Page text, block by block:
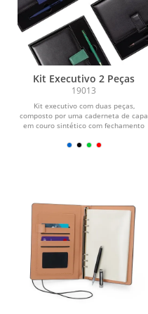
Kit Executivo 2 Peças
19013
Kit executivo com duas peças,
composto por uma caderneta de capa
em couro sintético com fechamento